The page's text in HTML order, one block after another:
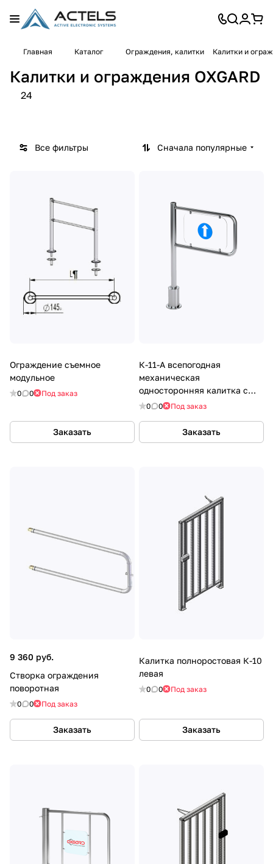
Главная Каталог Ограждения, калитки Калитки и
Калитки и ограждения OXGARD
24
Калит
ки
8
товаров
Кали
тки
орос
4
товара
Ограж
дения
12
товаров
Все фильтры Сначала популярные
Ограждение съемное
модульное
0 0 Под заказ
Заказать
К-11-А всепогодная
механическая
односторонняя калитка с
пружинным возвратом
0 0 Под заказ
Заказать
9 360 руб.
Створка ограждения
поворотная
0 0 Под заказ
Заказать
Калитка полноростовая К-10
левая
0 0 Под заказ
Заказать